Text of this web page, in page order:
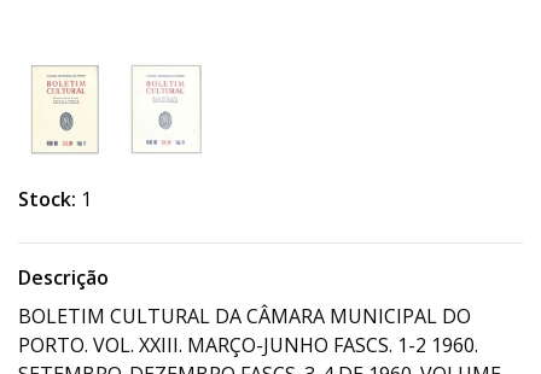
Stock: 1
Descrição
BOLETIM CULTURAL DA CÂMARA MUNICIPAL DO
PORTO. VOL. XXIII. MARÇO-JUNHO FASCS. 1-2 1960.